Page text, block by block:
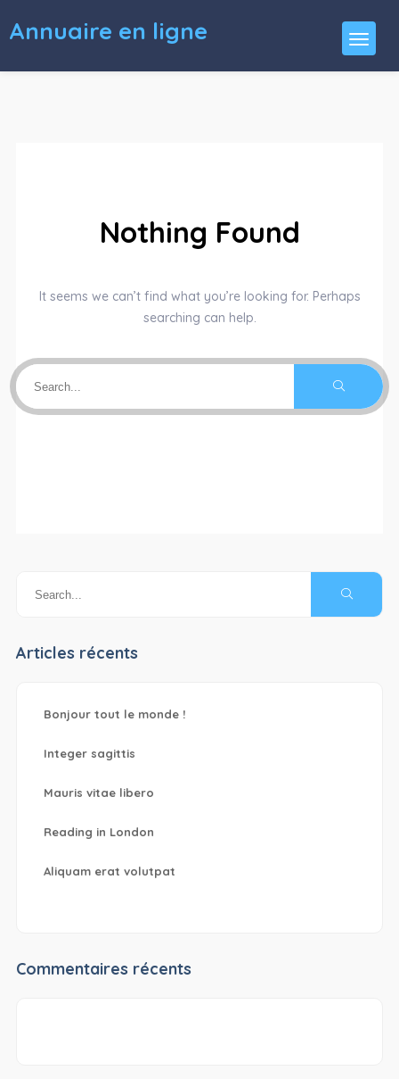
Annuaire en ligne
Nothing Found
It seems we can’t find what you’re looking for. Perhaps
searching can help.
Articles récents
Bonjour tout le monde !
Integer sagittis
Mauris vitae libero
Reading in London
Aliquam erat volutpat
Commentaires récents